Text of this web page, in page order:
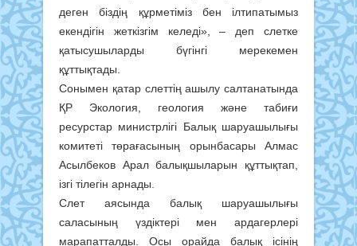
деген біздің құрметіміз бен ілтипатымыз
екендігін жеткізгім келеді», – деп слетке
қатысушыларды бүгінгі мерекемен
құттықтады.
Сонымен қатар слеттің ашылу салтанатында
ҚР Экология, геология және табиғи
ресурстар министрлігі Балық шаруашылығы
комитеті төрағасының орынбасары Алмас
Асылбеков Арал балықшыларын құттықтап,
ізгі тілегін арнады.
Слет аясында балық шаруашылығы
саласының үздіктері мен ардагерлері
марапатталды. Осы орайда балық ісінің